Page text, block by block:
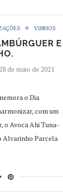
VINHOS
E
de maio de 2021
o Dia
com um
o Avoca Ahi Tuna-
Alvarinho Parcela